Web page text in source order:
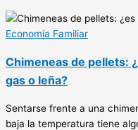
Economía Familiar
Chimeneas de pellets:
gas o leña?
Sentarse frente a una
baja la temperatura tiene